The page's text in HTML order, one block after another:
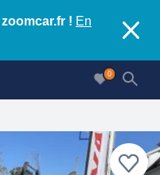
zoomcar.fr ! En
0